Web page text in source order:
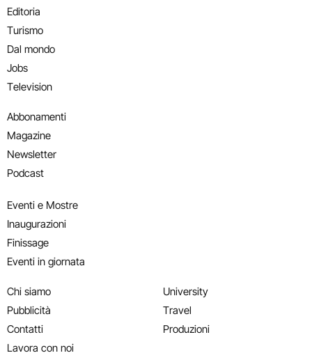
Editoria
Turismo
Dal mondo
Jobs
Television
Abbonamenti
Magazine
Newsletter
Podcast
Eventi e Mostre
Inaugurazioni
Finissage
Eventi in giornata
Chi siamo
Pubblicità
Contatti
Lavora con noi
University
Travel
Produzioni